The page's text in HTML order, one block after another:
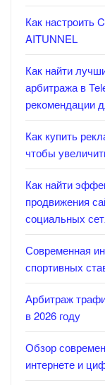
Как настроить
AITUNNEL
Как найти
арбитража в
рекомендации
Как купить
чтобы
Как найти
продвижения
социальных
Современная
спортивных
Арбитраж
в 2026 году
Обзор
интернете и